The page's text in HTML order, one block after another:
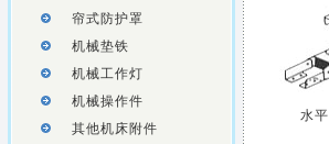
帘式防护罩
机械垫铁
机械工作灯
机械操作件
其他机床附件
水平